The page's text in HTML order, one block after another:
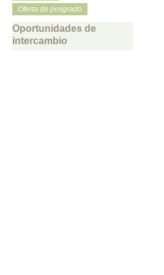
Oferta de posgrado
Oportunidades de
intercambio